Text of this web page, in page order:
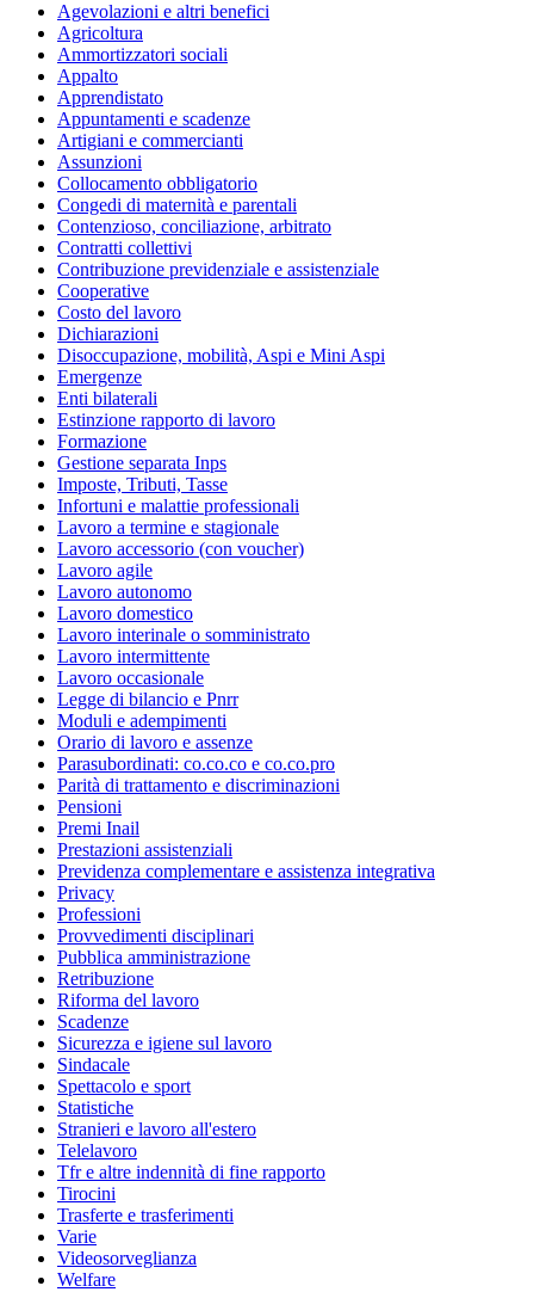
Agevolazioni e altri benefici
Agricoltura
Ammortizzatori sociali
Appalto
Apprendistato
Appuntamenti e scadenze
Artigiani e commercianti
Assunzioni
Collocamento obbligatorio
Congedi di maternità e parentali
Contenzioso, conciliazione, arbitrato
Contratti collettivi
Contribuzione previdenziale e assistenziale
Cooperative
Costo del lavoro
Dichiarazioni
Disoccupazione, mobilità, Aspi e Mini Aspi
Emergenze
Enti bilaterali
Estinzione rapporto di lavoro
Formazione
Gestione separata Inps
Imposte, Tributi, Tasse
Infortuni e malattie professionali
Lavoro a termine e stagionale
Lavoro accessorio (con voucher)
Lavoro agile
Lavoro autonomo
Lavoro domestico
Lavoro interinale o somministrato
Lavoro intermittente
Lavoro occasionale
Legge di bilancio e Pnrr
Moduli e adempimenti
Orario di lavoro e assenze
Parasubordinati: co.co.co e co.co.pro
Parità di trattamento e discriminazioni
Pensioni
Premi Inail
Prestazioni assistenziali
Previdenza complementare e assistenza integrativa
Privacy
Professioni
Provvedimenti disciplinari
Pubblica amministrazione
Retribuzione
Riforma del lavoro
Scadenze
Sicurezza e igiene sul lavoro
Sindacale
Spettacolo e sport
Statistiche
Stranieri e lavoro all'estero
Telelavoro
Tfr e altre indennità di fine rapporto
Tirocini
Trasferte e trasferimenti
Varie
Videosorveglianza
Welfare